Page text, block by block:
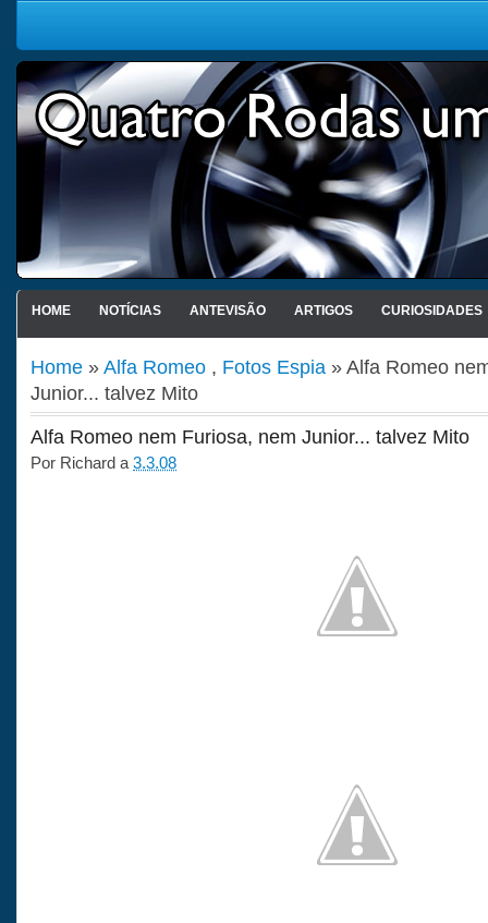
HOME NOTÍCIAS ANTEVISÃO ARTIGOS CURIOSIDADES
Home »Alfa Romeo , Fotos Espia » Alfa Romeo
Junior... talvez Mito
Alfa Romeo nem Furiosa, nem Junior... talvez Mito
Por Richard a 3.3.08